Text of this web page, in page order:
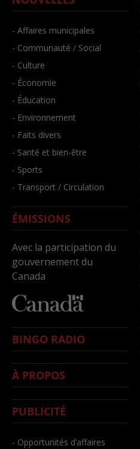
- Affaires municipales
- Communauté / Social
- Culture
- Économie
- Éducation
- Environnement
- Faits divers
- Santé et bien-être
- Sports
- Transport / Circulation
ÉMISSIONS
Avec la participation du
gouvernement du
Canada
BINGO RADIO
À PROPOS
PUBLICITÉ
- Opportunités d’affaires